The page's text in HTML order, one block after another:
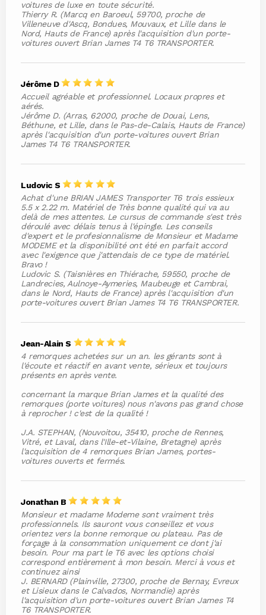
voitures de luxe en toute sécurité.
Thierry R. (Marcq en Baroeul, 59700, proche de
Villeneuve d'Ascq, Bondues, Mouvaux, et Lille dans le
Nord, Hauts de France) après l'acquisition d'un porte-
voitures ouvert Brian James T4 T6 TRANSPORTER.
Jérôme D
Accueil agréable et professionnel. Locaux propres et
aérés.
Jérôme D. (Arras, 62000, proche de Douai, Lens,
Béthune, et Lille, dans le Pas-de-Calais, Hauts de France)
après l'acquisition d'un porte-voitures ouvert Brian
James T4 T6 TRANSPORTER.
Ludovic S
Achat d'une BRIAN JAMES Transporter T6 trois essieux
5.5 x 2.22 m. Matériel de Très bonne qualité qui va au
delà de mes attentes. Le cursus de commande s'est très
déroulé avec délais tenus à l'épingle. Les conseils
d'expert et le profesionnalisme de Monsieur et Madame
MODEME et la disponibilité ont été en parfait accord
avec l'exigence que j'attendais de ce type de matériel.
Bravo !
Ludovic S. (Taisnières en Thiérache, 59550, proche de
Landrecies, Aulnoye-Aymeries, Maubeuge et Cambrai,
dans le Nord, Hauts de France) après l'acquisition d'un
porte-voitures ouvert Brian James T4 T6 TRANSPORTER.
Jean-Alain S
4 remorques achetées sur un an. les gérants sont à
l'écoute et réactif en avant vente, sérieux et toujours
présents en après vente.
concernant la marque Brian James et la qualité des
remorques (porte voitures) nous n'avons pas grand chose
à reprocher ! c'est de la qualité !
J.A. STEPHAN, (Nouvoitou, 35410, proche de Rennes,
Vitré, et Laval, dans l'Ille-et-Vilaine, Bretagne) après
l'acquisition de 4 remorques Brian James, portes-
voitures ouverts et fermés.
Jonathan B
Monsieur et madame Modeme sont vraiment très
professionnels. Ils sauront vous conseillez et vous
orientez vers la bonne remorque ou plateau. Pas de
forçage à la consommation uniquement ce dont j'ai
besoin. Pour ma part le T6 avec les options choisi
correspond entièrement à mon besoin. Merci à vous et
continuez ainsi
J. BERNARD (Plainville, 27300, proche de Bernay, Evreux
et Lisieux dans le Calvados, Normandie) après
l'acquisition d'un porte-voitures ouvert Brian James T4
T6 TRANSPORTER.